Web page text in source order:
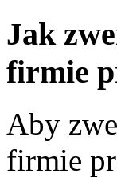
Jak
firmie
Aby
firmie